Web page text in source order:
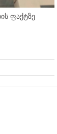
ფაქტზე